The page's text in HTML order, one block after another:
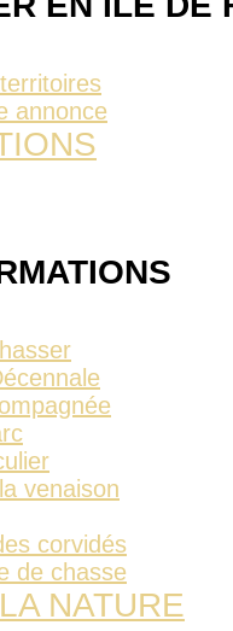
annonce
venaison
corvidés
de chasse
NATURE